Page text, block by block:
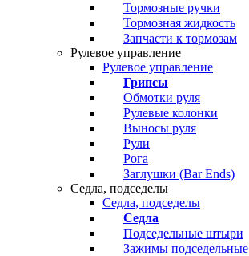
Тормозные ручки
Тормозная жидкость
Запчасти к тормозам
Рулевое управление
Рулевое управление
Грипсы
Обмотки руля
Рулевые колонки
Выносы руля
Рули
Рога
Заглушки (Bar Ends)
Седла, подседелы
Седла, подседелы
Седла
Подседельные штыри
Зажимы подседельные